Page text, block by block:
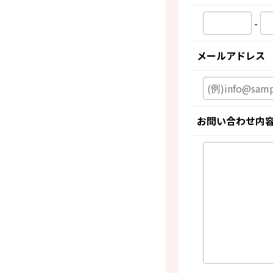
-
メールアドレス
お問い合わせ内